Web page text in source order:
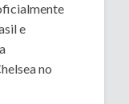
e
no